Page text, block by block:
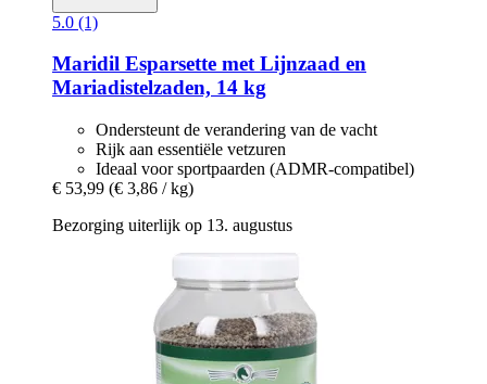
5.0 (1)
Maridil Esparsette met Lijnzaad en
Mariadistelzaden, 14 kg
Ondersteunt de verandering van de vacht
Rijk aan essentiële vetzuren
Ideaal voor sportpaarden (ADMR-compatibel)
€ 53,99 (€ 3,86 / kg)
Bezorging uiterlijk op 13. augustus